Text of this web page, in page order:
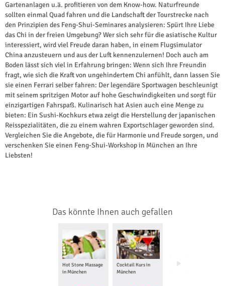
Gartenanlagen u.ä. profitieren von dem Know-how. Naturfreunde
sollten einmalQuad fahren und die Landschaft der Tourstrecke nach
den Prinzipien des Feng-Shui-Seminares analysieren: Spürt Ihre Liebe
das Chi in der freien Umgebung? Wer sich sehr für die asiatische Kultur
interessiert, wird viel Freude daran haben, in einem Flugsimulator
China anzusteuern und aus der Luft kennenzulernen! Doch auch am
Boden lässt sich viel in Erfahrung bringen: Wenn sich Ihre Freundin
fragt, wie sich die Kraft von ungehindertem Chi anfühlt, dann lassen Sie
sie einen Ferrari selber fahren: Der legendäre Sportwagen beschleunigt
mit seinem spritzigen Motor auf hohe Geschwindigkeiten und sorgt für
einzigartigen Fahrspaß. Kulinarisch hat Asien auch eine Menge zu
bieten: Ein Sushi-Kochkursetwa zeigt die Herstellung der japanischen
Reisspezialitäten, die zu einem wahren Exportschlager geworden sind.
Vergleichen Sie die Angebote, die für Harmonie und Freude sorgen, und
verschenken Sie einen Feng-Shui-Workshop in München an Ihre
Liebsten!
Das könnte Ihnen auch gefallen
Hot Stone Massage
in München
Cocktail Kurs in
München
Grillkurs in